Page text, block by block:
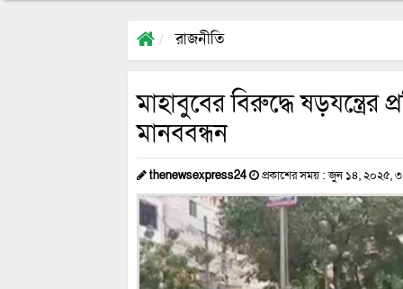
রাজনীতি
মাহাবুবের বিরুদ্ধে ষড়যন্ত্রের
মানববন্ধন
thenewsexpress24 প্রকাশের সময় : জুন ১৪, ২০২৫,